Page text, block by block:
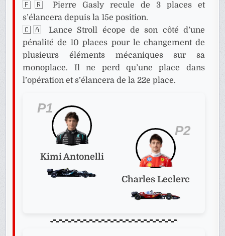
🇫🇷 Pierre Gasly recule de 3 places et
s’élancera depuis la 15e position.
🇨🇦 Lance Stroll écope de son côté d’une
pénalité de 10 places pour le changement de
plusieurs éléments mécaniques sur sa
monoplace. Il ne perd qu’une place dans
l’opération et s’élancera de la 22e place.
P1
Kimi Antonelli
P2
Charles Leclerc